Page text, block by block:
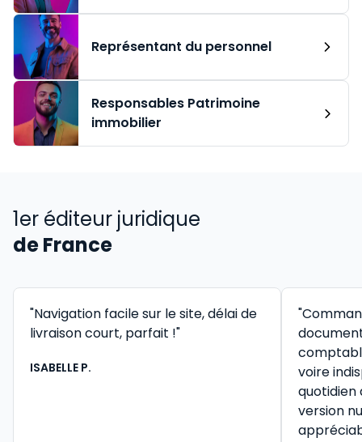
Représentant du personnel
Responsables Patrimoine
immobilier
1er éditeur juridique
de France
"Navigation facile sur le site, délai de
livraison court, parfait !"
ISABELLE P.
voire
version